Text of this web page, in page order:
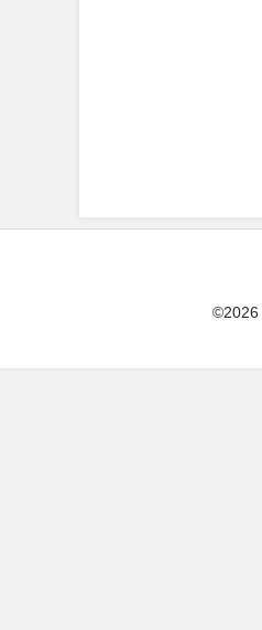
©2026